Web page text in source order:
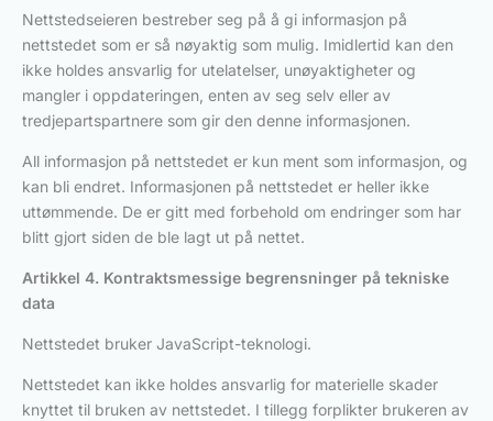
Nettstedseieren bestreber seg på å gi informasjon på
nettstedet som er så nøyaktig som mulig. Imidlertid kan den
ikke holdes ansvarlig for utelatelser, unøyaktigheter og
mangler i oppdateringen, enten av seg selv eller av
tredjepartspartnere som gir den denne informasjonen.
All informasjon på nettstedet er kun ment som informasjon, og
kan bli endret. Informasjonen på nettstedet er heller ikke
uttømmende. De er gitt med forbehold om endringer som har
blitt gjort siden de ble lagt ut på nettet.
Artikkel 4. Kontraktsmessige begrensninger på tekniske
data
Nettstedet bruker JavaScript-teknologi.
Nettstedet kan ikke holdes ansvarlig for materielle skader
knyttet til bruken av nettstedet. I tillegg forplikter brukeren av